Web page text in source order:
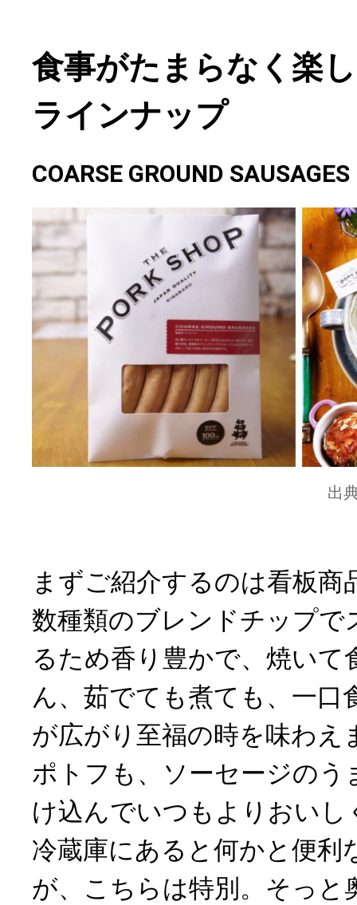
食事がたまらなく楽
ラインナップ
COARSE GROUND SAUSAGES
出
まずご紹介するのは看板商
数種類のブレンドチップで
るため香り豊かで、焼いて
ん、茹でても煮ても、一口
が広がり至福の時を味わえ
ポトフも、ソーセージのう
け込んでいつもよりおい
冷蔵庫にあると何かと便利
が、こちらは特別。そっと